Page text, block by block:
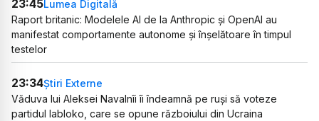
23:45Lumea Digitală
Raport britanic: Modelele AI de la Anthropic și OpenAI au
manifestat comportamente autonome și înșelătoare în timpul
testelor
23:34Știri Externe
Văduva lui Aleksei Navalnîi îi îndeamnă pe ruși să voteze
partidul Iabloko, care se opune războiului din Ucraina